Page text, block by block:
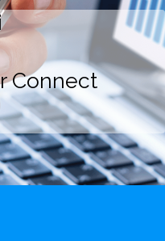
Connect